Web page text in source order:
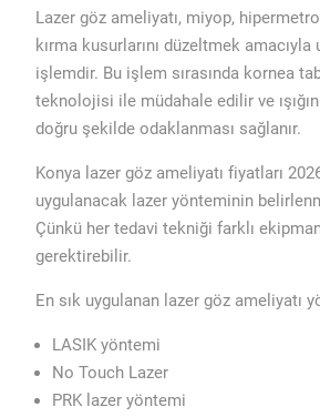
Lazer göz ameliyatı, miyop,
kırma kusurlarını düzeltmek
işlemdir. Bu işlem sırasında kornea
teknolojisi ile müdahale edilir ve
doğru şekilde odaklanması sağlanır.
Konya lazer göz ameliyatı fiyatları 2026
uygulanacak lazer yönteminin
Çünkü her tedavi tekniği farklı
gerektirebilir.
En sık uygulanan lazer göz ameliyatı
LASIK yöntemi
No Touch Lazer
PRK lazer yöntemi